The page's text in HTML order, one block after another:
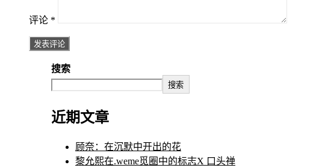
评论 *
搜索
搜索
近期文章
顾奈：在沉默中开出的花
黎允熙在.weme觅圈中的标志X 口头禅